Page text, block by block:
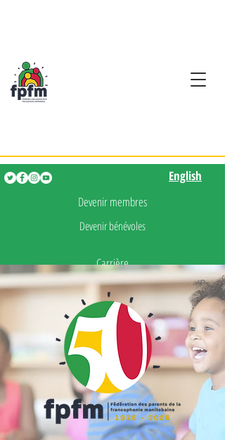
Devenir membres
Devenir bénévoles
Carrière
Presse
Faire un don
English